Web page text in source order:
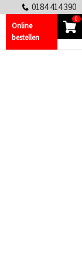
0184 414 390
Online
bestellen
0